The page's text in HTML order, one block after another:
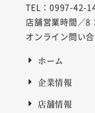
TEL：0997-42-
店舗営業時間／8
オンライン問い
ホーム
企業情報
店舗情報